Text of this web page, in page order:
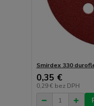
Smirdex 330
0,35 €
0,29 € bez DPH